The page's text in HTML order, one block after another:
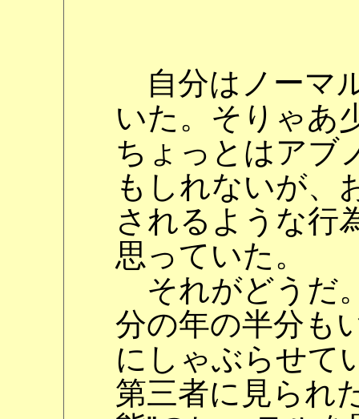
自分はノーマ
いた。そりゃ
ちょっとはアブ
もしれないが、
されるような行
思っていた。
それがどうだ
分の年の半分も
にしゃぶらせて
第三者に見られ